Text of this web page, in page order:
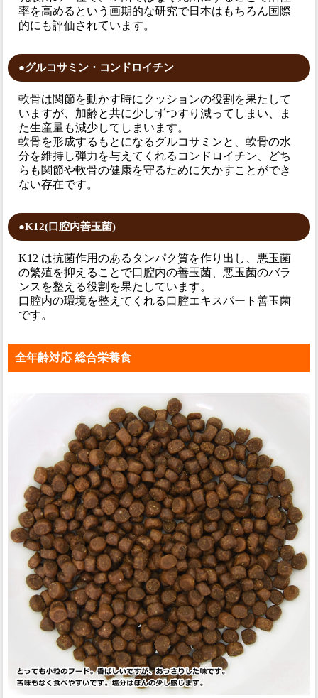
率を高めるという画期的な研究で日本はもちろん国際
的にも評価されています。
●グルコサミン・コンドロイチン
軟骨は関節を動かす時にクッションの役割を果たして
いますが、加齢と共に少しずつすり減ってしまい、ま
た生産量も減少してしまいます。
軟骨を形成するもとになるグルコサミンと、軟骨の水
分を維持し弾力を与えてくれるコンドロイチン、どち
らも関節や軟骨の健康を守るために欠かすことができ
ない存在です。
●K12(口腔内善玉菌)
K12 は抗菌作用のあるタンパク質を作り出し、悪玉菌
の繁殖を抑えることで口腔内の善玉菌、悪玉菌のバラ
ンスを整える役割を果たしています。
口腔内の環境を整えてくれる口腔エキスパート善玉菌
です。
全年齢対応 総合栄養食